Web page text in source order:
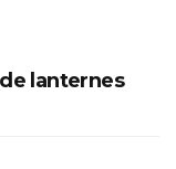
lanternes